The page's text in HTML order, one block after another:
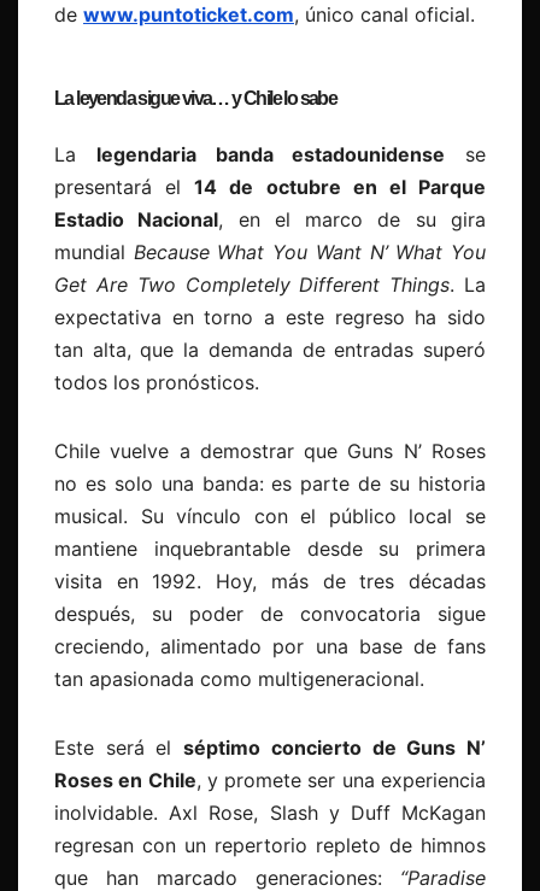
de www.puntoticket.com, único canal oficial.
La leyenda sigue viva… y Chile lo sabe
La legendaria banda estadounidense se
presentará el14 de octubre en el Parque
Estadio Nacional, en el marco de su gira
mundial Because What You Want N’ What You
Get Are Two Completely Different Things. La
expectativa en torno a este regreso ha sido
tan alta, que la demanda de entradas superó
todos los pronósticos.
Chile vuelve a demostrar que Guns N’ Roses
no es solo una banda: es parte de su historia
musical. Su vínculo con el público local se
mantiene inquebrantable desde su primera
visita en 1992. Hoy, más de tres décadas
después, su poder de convocatoria sigue
creciendo, alimentado por una base de fans
tan apasionada como multigeneracional.
Este será elséptimo concierto de Guns N’
Roses en Chile, y promete ser una experiencia
inolvidable. Axl Rose, Slash y Duff McKagan
regresan con un repertorio repleto de himnos
que han marcado generaciones: “Paradise